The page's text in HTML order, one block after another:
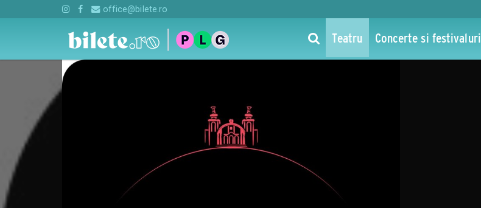
office@bilete.ro
Teatru Concerte si festivaluri